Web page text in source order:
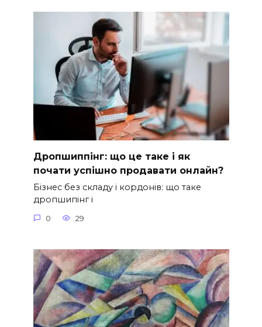
Дропшиппінг: що це таке і як
почати успішно продавати онлайн?
Бізнес без складу і кордонів: що таке
дропшипінг і
0 29